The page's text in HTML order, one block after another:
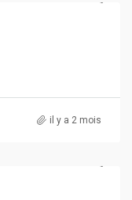
il y a 2 mois